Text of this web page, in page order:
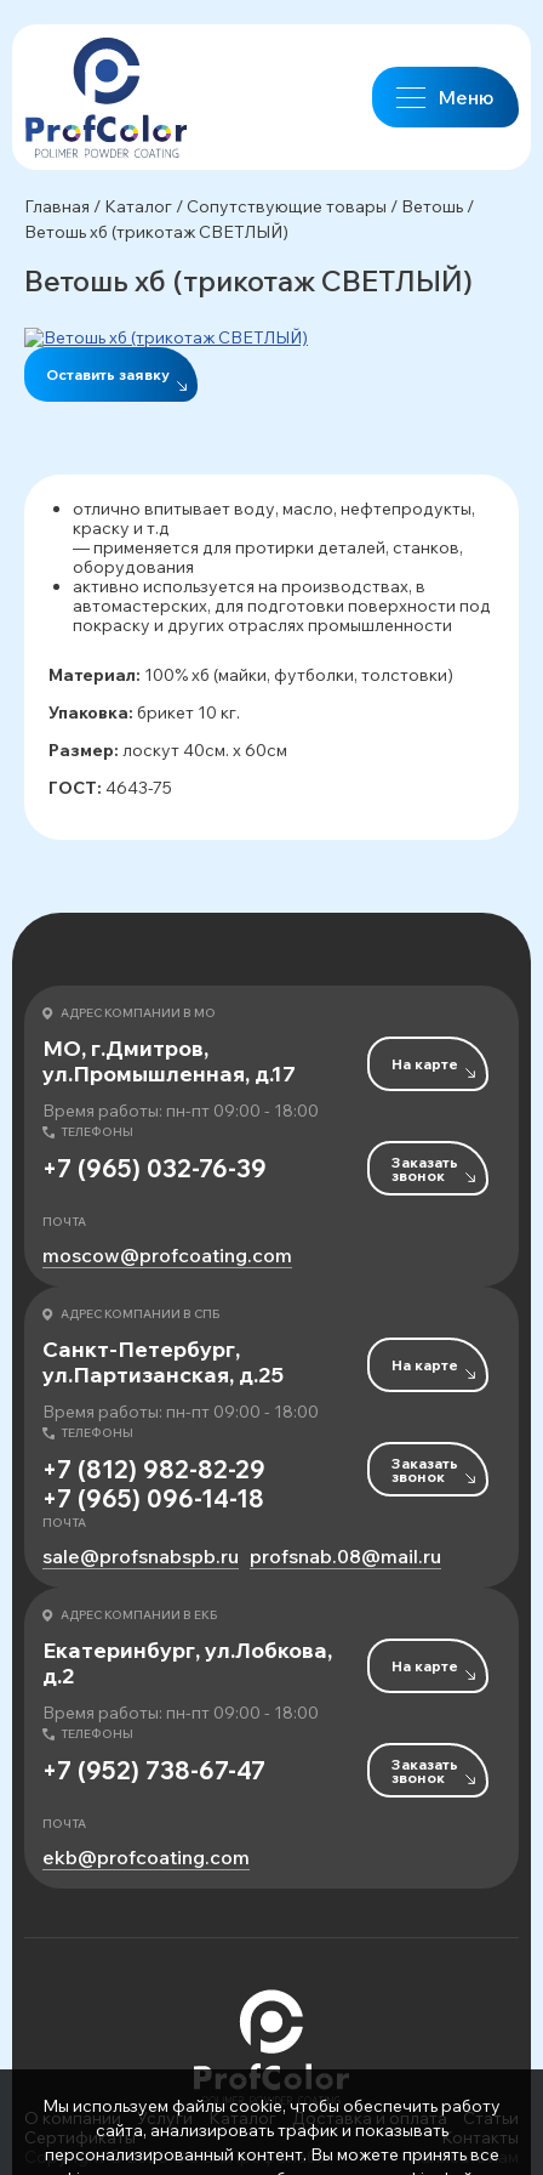
Меню
Главная / Каталог / Сопутствующие товары / Ветошь /
Ветошь хб (трикотаж СВЕТЛЫЙ)
Ветошь хб (трикотаж СВЕТЛЫЙ)
Оставить заявку
отлично впитывает воду, масло, нефтепродукты,
краску и т.д
— применяется для протирки деталей, станков,
оборудования
активно используется на производствах, в
автомастерских, для подготовки поверхности под
покраску и других отраслях промышленности
Материал: 100% хб (майки, футболки, толстовки)
Упаковка: брикет 10 кг.
Размер: лоскут 40см. х 60см
ГОСТ: 4643-75
АДРЕС КОМПАНИИ В МО
МО, г.Дмитров,
ул.Промышленная, д.17
Время работы: пн-пт 09:00 - 18:00
На карте
ТЕЛЕФОНЫ
+7 (965) 032-76-39 Заказать
звонок
ПОЧТА
moscow@profcoating.com
АДРЕС КОМПАНИИ В СПБ
Санкт-Петербург,
ул.Партизанская, д.25
Время работы: пн-пт 09:00 - 18:00
На карте
ТЕЛЕФОНЫ
+7 (812) 982-82-29
+7 (965) 096-14-18
Заказать
звонок
ПОЧТА
sale@profsnabspb.ru profsnab.08@mail.ru
АДРЕС КОМПАНИИ В ЕКБ
Екатеринбург, ул.Лобкова,
д.2
Время работы: пн-пт 09:00 - 18:00
На карте
ТЕЛЕФОНЫ
+7 (952) 738-67-47 Заказать
звонок
ПОЧТА
ekb@profcoating.com
О компании Услуги Каталог Доставка и оплата
Статьи
Сертификаты
Контакты
Copyright © 2026 ООО «ПрофСнаб»
Написать нам
Мы используем файлы cookie, чтобы обеспечить работу
сайта, анализировать трафик и показывать
персонализированный контент. Вы можете принять все